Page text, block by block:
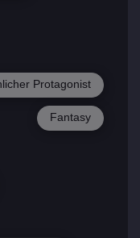
Protagonist
Fantasy